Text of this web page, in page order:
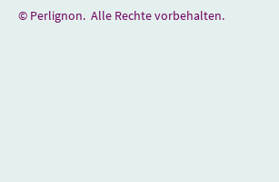
© Perlignon. Alle Rechte vorbehalten.